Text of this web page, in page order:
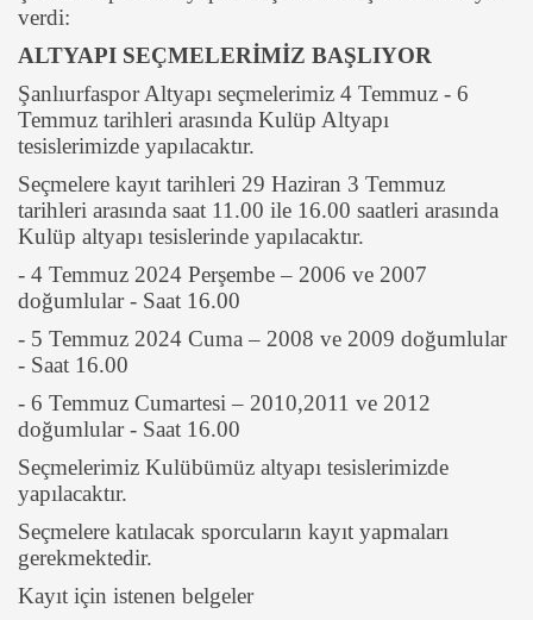
verdi:
ALTYAPI SEÇMELERİMİZ BAŞLIYOR
Şanlıurfaspor Altyapı seçmelerimiz 4 Temmuz - 6
Temmuz tarihleri arasında Kulüp Altyapı
tesislerimizde yapılacaktır.
Seçmelere kayıt tarihleri 29 Haziran 3 Temmuz
tarihleri arasında saat 11.00 ile 16.00 saatleri arasında
Kulüp altyapı tesislerinde yapılacaktır.
- 4 Temmuz 2024 Perşembe – 2006 ve 2007
doğumlular - Saat 16.00
- 5 Temmuz 2024 Cuma – 2008 ve 2009 doğumlular
- Saat 16.00
- 6 Temmuz Cumartesi – 2010,2011 ve 2012
doğumlular - Saat 16.00
Seçmelerimiz Kulübümüz altyapı tesislerimizde
yapılacaktır.
Seçmelere katılacak sporcuların kayıt yapmaları
gerekmektedir.
Kayıt için istenen belgeler